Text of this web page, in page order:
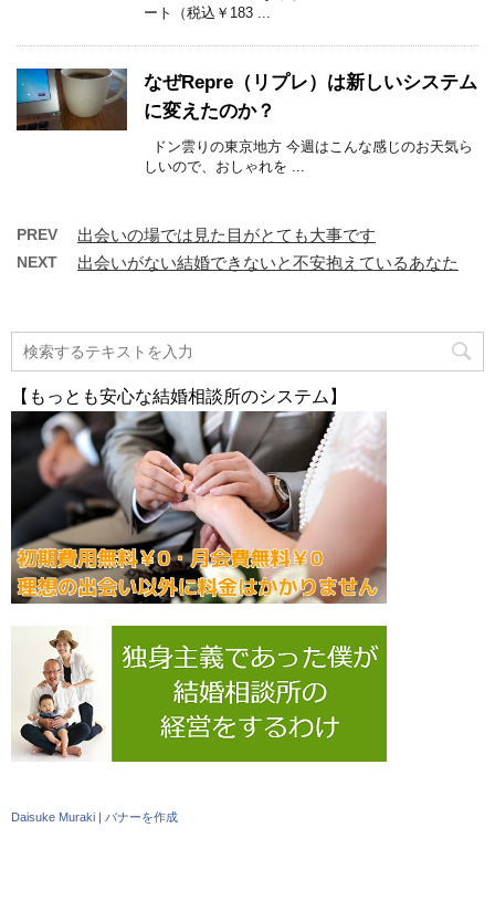
ート（税込￥183 ...
なぜRepre（リプレ）は新しいシステム
に変えたのか？
ドン雲りの東京地方 今週はこんな感じのお天気ら
しいので、おしゃれを ...
PREV 出会いの場では見た目がとても大事です
NEXT 出会いがない結婚できないと不安抱えているあなた
【もっとも安心な結婚相談所のシステム】
Daisuke Muraki | バナーを作成